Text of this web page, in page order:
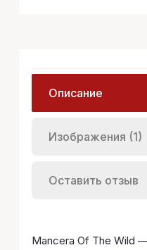
Описание
Изображения (1)
Оставить отзыв
Mancera Of The Wild